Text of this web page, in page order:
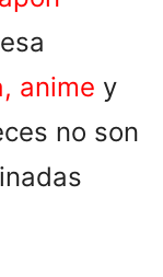
anime y
no son